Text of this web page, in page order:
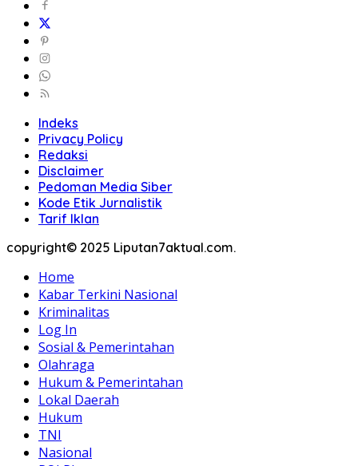
Indeks
Privacy Policy
Redaksi
Disclaimer
Pedoman Media Siber
Kode Etik Jurnalistik
Tarif Iklan
copyright© 2025 Liputan7aktual.com.
Home
Kabar Terkini Nasional
Kriminalitas
Log In
Sosial & Pemerintahan
Olahraga
Hukum & Pemerintahan
Lokal Daerah
Hukum
TNI
Nasional